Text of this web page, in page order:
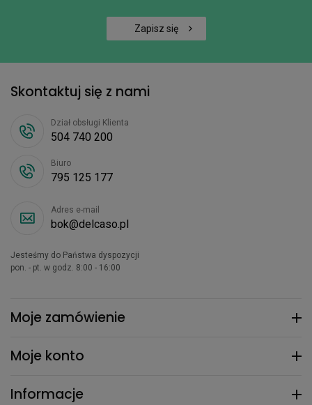
Zapisz się
Moje zamówienie
Moje konto
Informacje
Skontaktuj się z nami
Dział obsługi Klienta
504 740 200
Biuro
795 125 177
Adres e-mail
bok@delcaso.pl
Jesteśmy do Państwa dyspozycji
pon. - pt. w godz. 8:00 - 16:00